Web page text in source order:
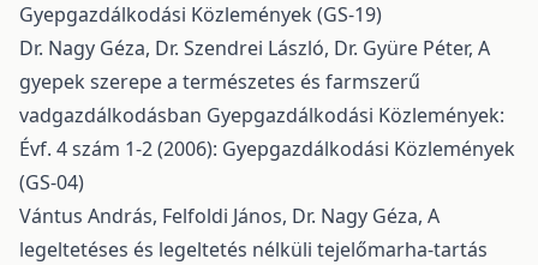
Gyepgazdálkodási Közlemények (GS-19)
Dr. Nagy Géza, Dr. Szendrei László, Dr. Gyüre Péter, A
gyepek szerepe a természetes és farmszerű
vadgazdálkodásban Gyepgazdálkodási Közlemények:
Évf. 4 szám 1-2 (2006): Gyepgazdálkodási Közlemények
(GS-04)
Vántus András, Felfoldi János, Dr. Nagy Géza, A
legeltetéses és legeltetés nélküli tejelőmarha-tartás